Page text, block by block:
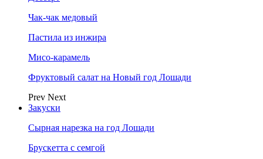
Чак-чак медовый
Пастила из инжира
Мисо-карамель
Фруктовый салат на Новый год Лошади
Prev Next
Закуски
Сырная нарезка на год Лошади
Брускетта с семгой